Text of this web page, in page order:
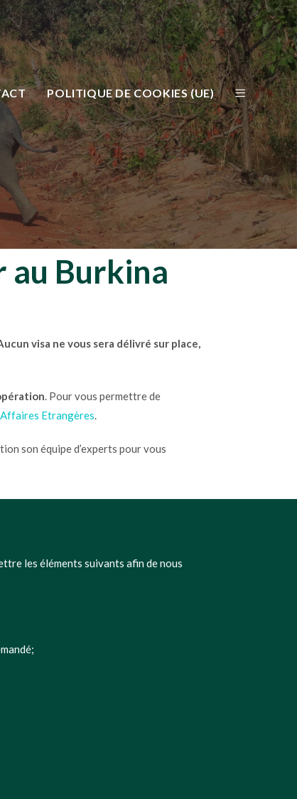
POLITIQUE DE COOKIES (UE)
au Burkina
visa ne vous sera délivré sur place,
. Pour vous permettre de
Etrangères.
son équipe d’experts pour vous
les éléments suivants afin de nous